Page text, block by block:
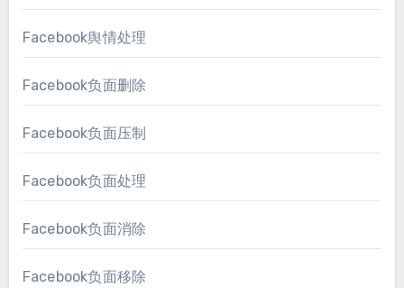
Facebook舆情处理
Facebook负面删除
Facebook负面压制
Facebook负面处理
Facebook负面消除
Facebook负面移除